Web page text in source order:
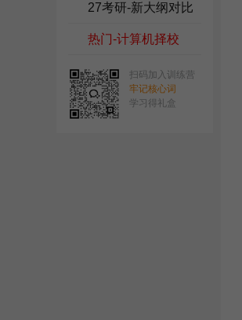
27考研-新大纲对比
热门-计算机择校
扫码加入训练营
牢记核心词
学习得礼盒